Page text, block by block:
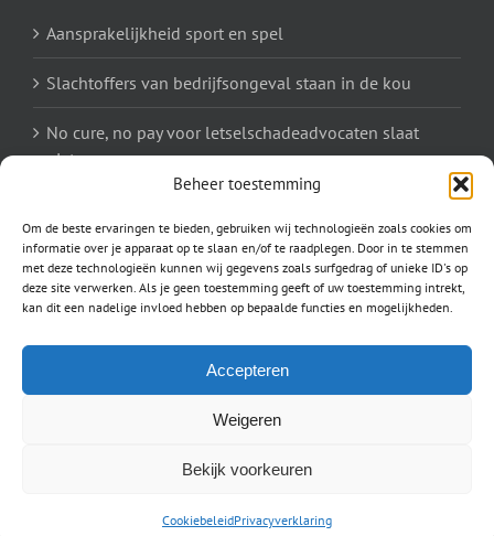
Beheer toestemming
Om de beste ervaringen te bieden, gebruiken wij technologieën zoals cookies om
informatie over je apparaat op te slaan en/of te raadplegen. Door in te stemmen
met deze technologieën kunnen wij gegevens zoals surfgedrag of unieke ID's op
deze site verwerken. Als je geen toestemming geeft of uw toestemming intrekt,
kan dit een nadelige invloed hebben op bepaalde functies en mogelijkheden.
Accepteren
Weigeren
Bekijk voorkeuren
CookiebeleidPrivacyverklaring
Aansprakelijkheid sport en spel
Slachtoffers van bedrijfsongeval staan in de kou
No cure, no pay voor letselschadeadvocaten slaat
niet aan
PROVINCIES
Drenthe|Friesland|Gelderland|Groningen |Limburg|
Privacyverklaring-Letselschade leads kopen